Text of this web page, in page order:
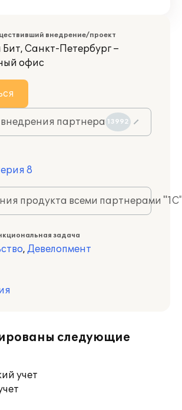
внедрение/проект
Санкт-Петербург –
офис
партнера 13992
8
продукта всеми партнерами
задача
, Девелопмент
следующие
учет